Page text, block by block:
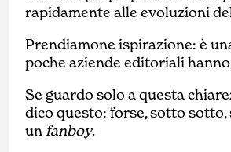
rapidamente alle evoluzioni
Prendiamone ispirazione: è
poche aziende editoriali
Se guardo solo a questa
dico questo: forse, sotto sotto,
un fanboy.